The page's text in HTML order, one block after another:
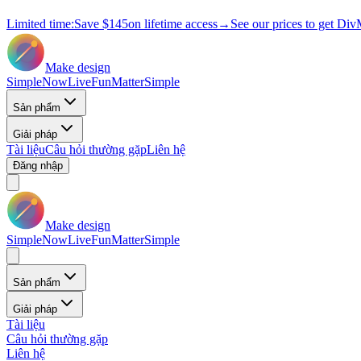
Limited time:Save $145on lifetime access→ See our prices to get
Make design
SimpleNowLiveFunMatterSimple
Sản phẩm
Giải pháp
Tài liệuCâu hỏi thường gặpLiên hệ
Đăng nhập
Make design
SimpleNowLiveFunMatterSimple
Sản phẩm
Giải pháp
Tài liệu
Câu hỏi thường gặp
Liên hệ